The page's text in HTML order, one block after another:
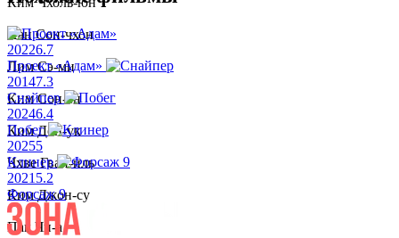
Хан Сон-чхон
Лим Сэ-ми
Ким Сон-ён
Ким Дон-ук
Чхве Гван-иль
Ким Джон-су
Пак Чи-а
20226.7
Проект «Адам»
20147.3
Снайпер
20246.4
Побег
20255
Клинер
2021 5.2
Форсаж 9